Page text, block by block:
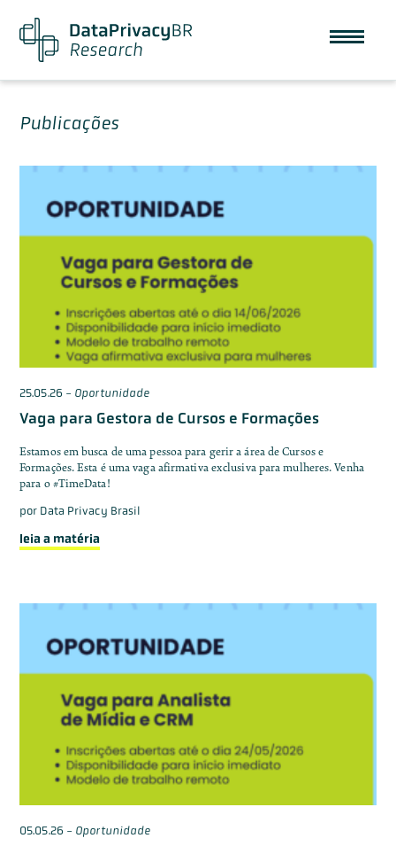
Publicações
25.05.26 - Oportunidade
Vaga para Gestora de Cursos e Formações
Estamos em busca de uma pessoa para gerir a área de Cursos e
Formações. Esta é uma vaga afirmativa exclusiva para mulheres. Venha
para o #TimeData!
por Data Privacy Brasil
leia a matéria
05.05.26 - Oportunidade